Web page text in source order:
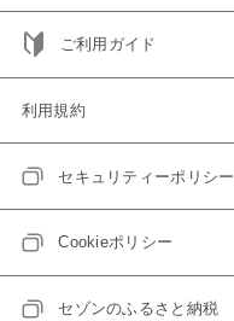
ご利用ガイド
利用規約
セキュリティーポリシー
Cookieポリシー
セゾンのふるさと納税